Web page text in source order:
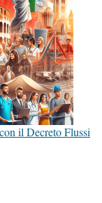
il Decreto Flussi